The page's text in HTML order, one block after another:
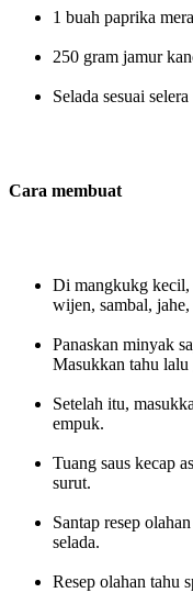
1 buah paprika
250 gram jamur
Selada sesuai selera
Cara membuat
Di mangkukg kecil,
wijen, sambal,
Panaskan minyak
Masukkan tahu
Setelah itu,
empuk.
Tuang saus kecap
surut.
Santap resep
selada.
Resep olahan tahu